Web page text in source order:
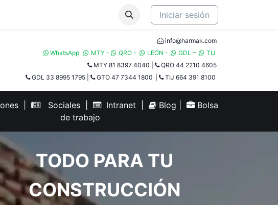
Iniciar sesión
info@harmak.com
WhatsApp
MTY - QRO - LEÓN - GDL -
TIJ​
MTY 81 8397 4040
QRO 44 2210 4605
GDL 33 8995 1795
GTO 47 7344 1800 TIJ 664 391 8100
Sociales Intranet Blog
Bolsa
de trabajo
TODO PARA TU
CONSTRUCCIÓN